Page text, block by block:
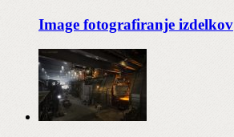
Image fotografiranje izdelkov